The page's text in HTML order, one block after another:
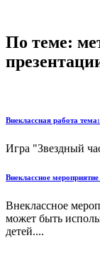
По теме:
Внеклассная работа
Игра "Звездный
Внеклассное
Внеклассное
может быть
детей....